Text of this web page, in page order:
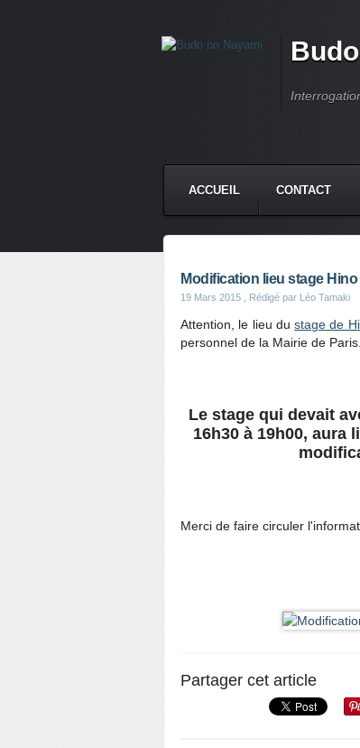
ACCUEIL CONTACT
Modification lieu stage
19 Mars 2015 , Rédigé par Léo Tamaki
Attention, le lieu dustage de
personnel de la Mairie de Paris.
Le stage qui devait
16h30 à 19h00, aura
Merci de faire circuler
Partager cet article